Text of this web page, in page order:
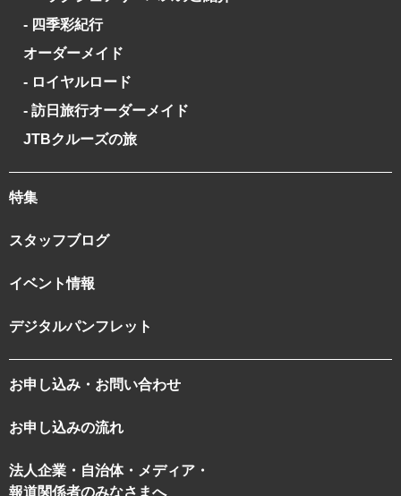
- 四季彩紀行
オーダーメイド
- ロイヤルロード
- 訪日旅行オーダーメイド
JTBクルーズの旅
特集
スタッフブログ
イベント情報
デジタルパンフレット
お申し込み・お問い合わせ
お申し込みの流れ
法人企業・自治体・メディア・
報道関係者のみなさまへ